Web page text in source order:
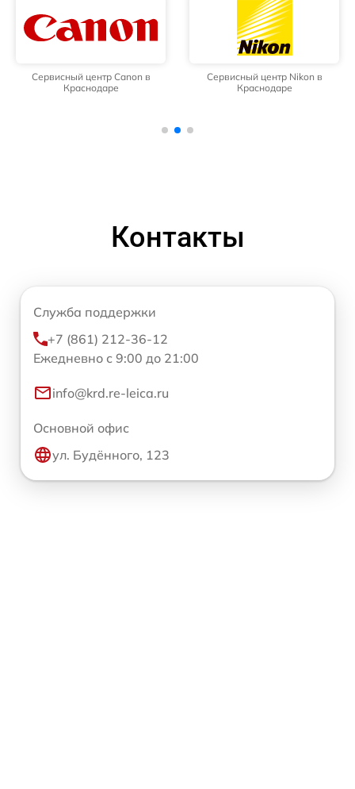
Сервисный центр Canon в
Краснодаре
Сервисный центр Nikon в
Краснодаре
Контакты
Служба поддержки
+7 (861) 212-36-12
Ежедневно с 9:00 до 21:00
info@krd.re-leica.ru
Основной офис
ул. Будённого, 123